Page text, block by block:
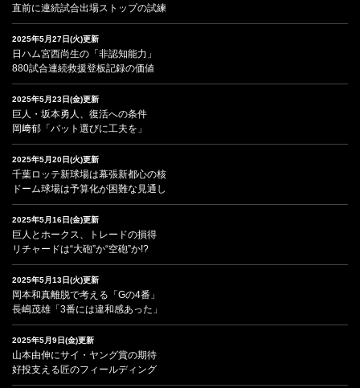
直前に連続試合出場ストップの試練
2025年5月27日(火)更新
日ハム宮西尚生の「非認知能力」
880試合連続救援登板記録の価値
2025年5月23日(金)更新
巨人・坂本勇人、復活への条件
岡﨑郁「バット選びに工夫を」
2025年5月20日(火)更新
千葉ロッテ新球場は幕張新都心の核
ドーム球場は予算化が困難な見通し
2025年5月16日(金)更新
巨人とホークス、トレードの損得
リチャードは“大砲”か“空砲”か!?
2025年5月13日(火)更新
岡本和真離脱で考える「Gの4番」
長嶋茂雄「3番には違和感あった」
2025年5月9日(金)更新
山本由伸にサイ・ヤング賞の期待
好投支える匠のフィールディング